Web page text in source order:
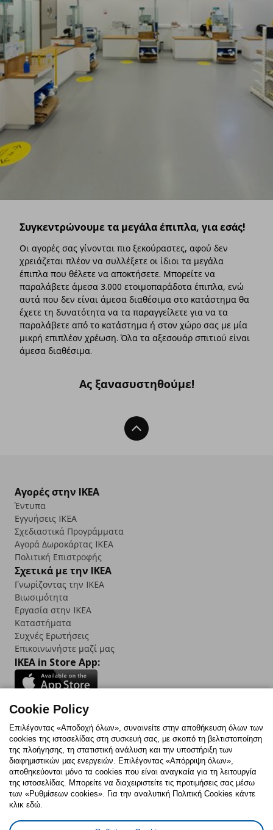
Συγκεντρώνουμε τα μεγάλα έπιπλα, για εσάς!
Οι αγορές σας γίνονται πιο ξεκούραστες, αφού δεν
χρειάζεται πλέον να συλλέξετε οι ίδιοι τα μεγάλα
έπιπλα που θέλετε να αποκτήσετε. Μπορείτε να
παραλάβετε άμεσα 3.000 ετοιμοπαράδοτα έπιπλα, ενώ
αυτά που δεν είναι άμεσα διαθέσιμα στο κατάστημα θα
έχετε τη δυνατότητα να τα παραγγείλετε για να τα
παραλάβετε από το κατάστημα ή στον χώρο σας με μία
μικρή επιπλέον χρέωση. Όλα τα αξεσουάρ σπιτιού είναι
άμεσα διαθέσιμα.
Ας ξανασυστηθούμε!
Back To Top
Αγορές στην IKEA
Έντυπα
Εγγυήσεις IKEA
Σχεδιαστικά Προγράμματα
Αγορά Δωρoκάρτας IKEA
Πολιτική Επιστροφής
Σχετικά με την IKEA
Γνωρίζοντας την IKEA
Βιωσιμότητα
Εργασία στην IKEA
Καταστήματα
Συχνές Ερωτήσεις
Επικοινωνήστε μαζί μας
IKEA in Store App:
Follow us:
FacebookInstagram
TikTokYoutubePinterestTwitter
Πολιτική CookiesΔήλωση ψηφιακής προσβασιμότητας
Cookie Policy
Επιλέγοντας «Αποδοχή όλων», συναινείτε στην αποθήκευση όλων των
cookies της ιστοσελίδας στη συσκευή σας, με σκοπό τη βελτιστοποίηση
της πλοήγησης, τη στατιστική ανάλυση και την υποστήριξη των
διαφημιστικών μας ενεργειών. Επιλέγοντας «Απόρριψη όλων»,
αποθηκεύονται μόνο τα cookies που είναι αναγκαία για τη λειτουργία
της ιστοσελίδας. Μπορείτε να διαχειριστείτε τις προτιμήσεις σας μέσω
των «Ρυθμίσεων cookies». Για την αναλυτική Πολιτική Cookies κάντε
κλικ εδώ.